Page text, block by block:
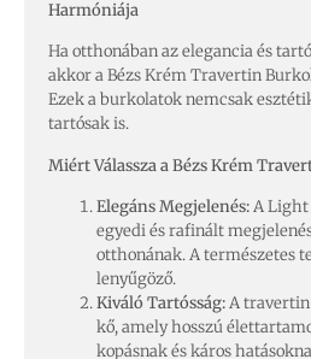
Harmóniája
Ha otthonában az elegancia és
akkor a Bézs Krém Travertin
Ezek a burkolatok nemcsak
tartósak is.
Miért Válassza a Bézs Krém
Elegáns Megjelenés:A
egyedi és rafinált
otthonának. A természetes
lenyűgöző.
Kiváló Tartósság:A travertin
kő, amely hosszú
kopásnak és káros